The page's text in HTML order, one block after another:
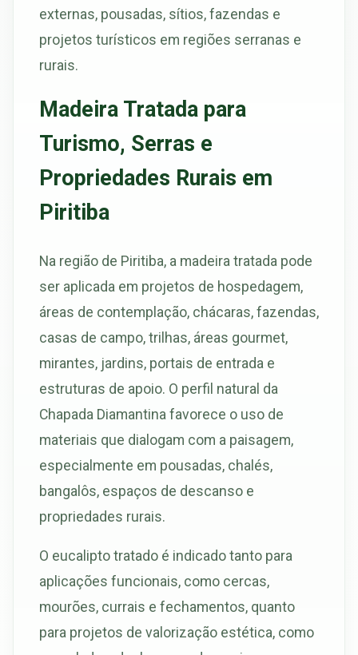
externas, pousadas, sítios, fazendas e
projetos turísticos em regiões serranas e
rurais.
Madeira Tratada para
Turismo, Serras e
Propriedades Rurais em
Piritiba
Na região de Piritiba, a madeira tratada pode
ser aplicada em projetos de hospedagem,
áreas de contemplação, chácaras, fazendas,
casas de campo, trilhas, áreas gourmet,
mirantes, jardins, portais de entrada e
estruturas de apoio. O perfil natural da
Chapada Diamantina favorece o uso de
materiais que dialogam com a paisagem,
especialmente em pousadas, chalés,
bangalôs, espaços de descanso e
propriedades rurais.
O eucalipto tratado é indicado tanto para
aplicações funcionais, como cercas,
mourões, currais e fechamentos, quanto
para projetos de valorização estética, como